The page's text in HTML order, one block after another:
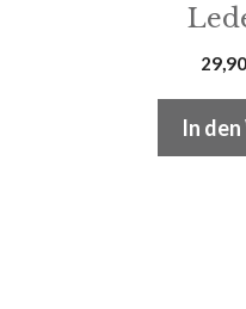
29,90
In